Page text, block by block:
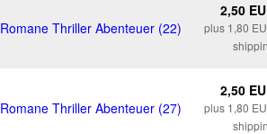
Romane Thriller Abenteuer (22)
2,50
plus 1,80
Romane Thriller Abenteuer (27)
2,50
plus 1,80